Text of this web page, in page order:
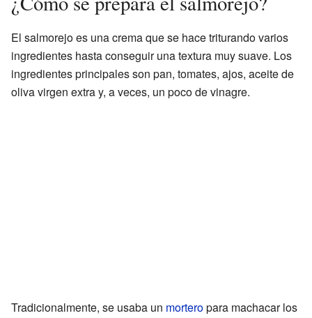
El salmorejo es una crema que se hace triturando varios
ingredientes hasta conseguir una textura muy suave. Los
ingredientes principales son pan, tomates, ajos, aceite de
oliva virgen extra y, a veces, un poco de vinagre.
Tradicionalmente, se usaba un morteropara machacar los